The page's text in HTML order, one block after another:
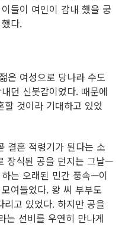
들이 여인이 감내 했을 궁
다.
은 여성으로 당나라 수도
던 신붓감이었다. 때문에
것이라 기대하고 있었
결혼 적령기가 된다는 소
장식된 공을 던지는 그날—
는 오래된 민간 풍속—이
여들었다. 왕 씨 부부도
고 있었다. 하지만 공을
는 선비를 우연히 만나게